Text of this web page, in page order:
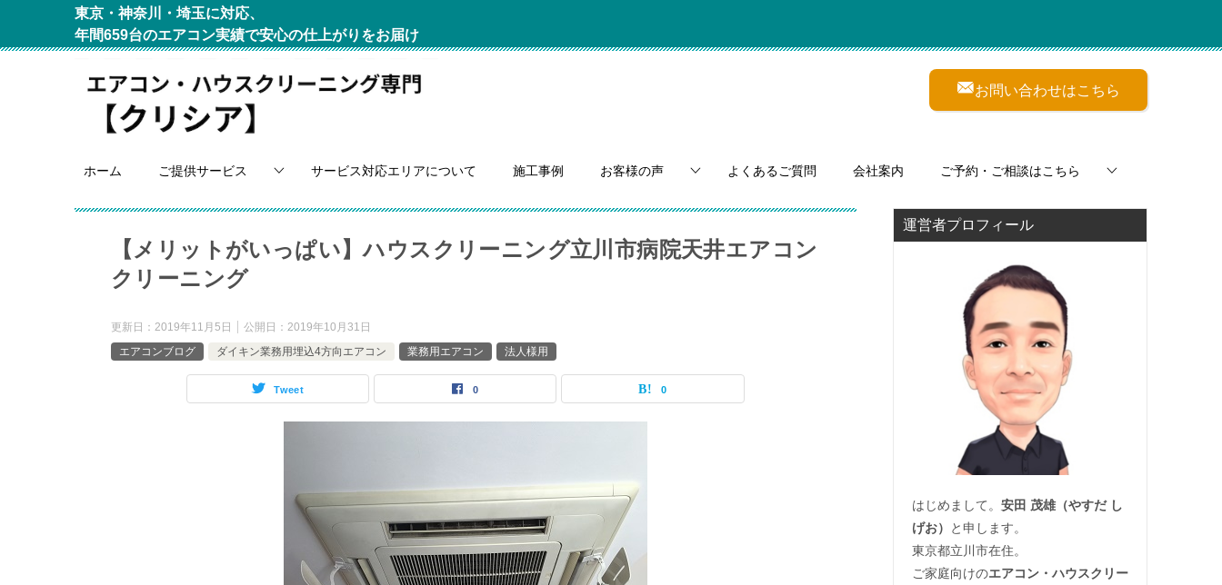
東京・神奈川・埼玉に対応、
年間659台のエアコン実績で安心の仕上がりをお届け
お問い合わせはこちら
ホーム ご提供サービス サービス対応エリアについて 施工事例 お客様の声 よくあるご質問 会社案内 ご予約・ご相談はこちら
【メリットがいっぱい】ハウスクリーニング立川市病院天井エアコン
クリーニング
更新日： 2019年11月5日 公開日： 2019年10月31日
エアコンブログ
ダイキン業務用埋込4方向エアコン 業務用エアコン 法人様用
Tweet 0 0
運営者プロフィール
はじめまして。 安田 茂雄（やすだ し
げお）
と申します。
東京都立川市在住。
ご家庭向けのエアコン・ハウスクリー